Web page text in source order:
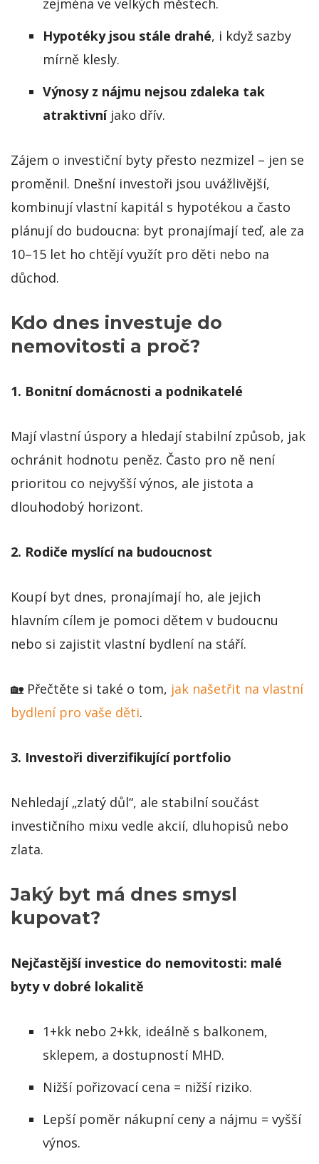
Hypotéky jsou stále drahé, i když sazby
mírně klesly.
Výnosy z nájmu nejsou zdaleka tak
atraktivníjako dřív.
Zájem o investiční byty přesto nezmizel – jen se
proměnil. Dnešní investoři jsou uvážlivější,
kombinují vlastní kapitál s hypotékou a často
plánují do budoucna: byt pronajímají teď, ale za
10–15 let ho chtějí využít pro děti nebo na
důchod.
Kdo dnes investuje do
nemovitosti a proč?
1. Bonitní domácnosti a podnikatelé
Mají vlastní úspory a hledají stabilní způsob, jak
ochránit hodnotu peněz. Často pro ně není
prioritou co nejvyšší výnos, ale jistota a
dlouhodobý horizont.
2. Rodiče myslící na budoucnost
Koupí byt dnes, pronajímají ho, ale jejich
hlavním cílem je pomoci dětem v budoucnu
nebo si zajistit vlastní bydlení na stáří.
🏡 Přečtěte si také o tom, jak našetřit na vlastní
bydlení pro vaše děti.
3. Investoři diverzifikující portfolio
Nehledají „zlatý důl“, ale stabilní součást
investičního mixu vedle akcií, dluhopisů nebo
zlata.
Jaký byt má dnes smysl
kupovat?
Nejčastější investice do nemovitosti: malé
byty v dobré lokalitě
1+kk nebo 2+kk, ideálně s balkonem,
sklepem, a dostupností MHD.
Nižší pořizovací cena = nižší riziko.
Lepší poměr nákupní ceny a nájmu = vyšší
výnos.